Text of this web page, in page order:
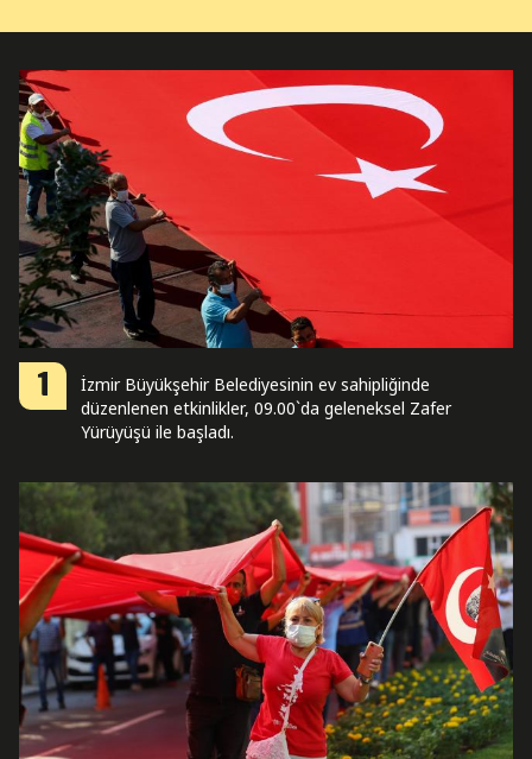
1
İzmir Büyükşehir Belediyesinin ev sahipliğinde
düzenlenen etkinlikler, 09.00`da geleneksel Zafer
Yürüyüşü ile başladı.